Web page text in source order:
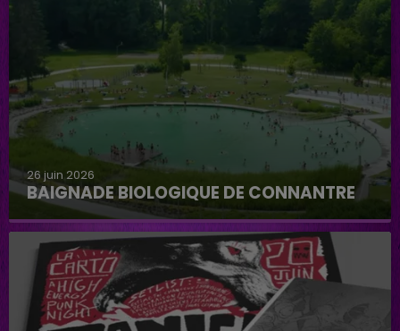
26 juin 2026
BAIGNADE BIOLOGIQUE DE CONNANTRE
Baignade biologique de Connantre